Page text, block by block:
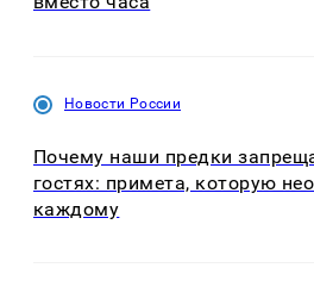
Новости России
Почему наши предки
гостях: примета, которую
каждому